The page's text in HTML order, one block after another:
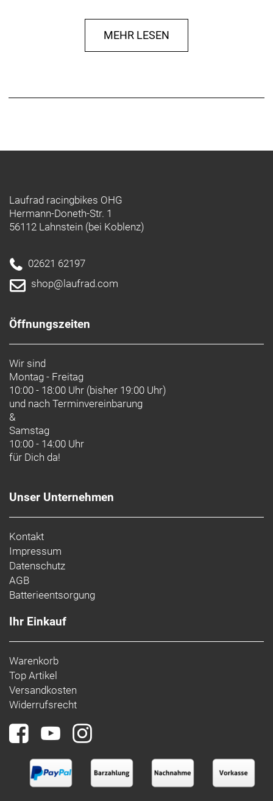
MEHR LESEN
Laufrad racingbikes OHG
Hermann-Doneth-Str. 1
56112 Lahnstein (bei Koblenz)
02621 62197
shop@laufrad.com
Öffnungszeiten
Wir sind
Montag - Freitag
10:00 - 18:00 Uhr (bisher 19:00 Uhr)
und nach Terminvereinbarung
&
Samstag
10:00 - 14:00 Uhr
für Dich da!
Unser Unternehmen
Kontakt
Impressum
Datenschutz
AGB
Batterieentsorgung
Ihr Einkauf
Warenkorb
Top Artikel
Versandkosten
Widerrufsrecht